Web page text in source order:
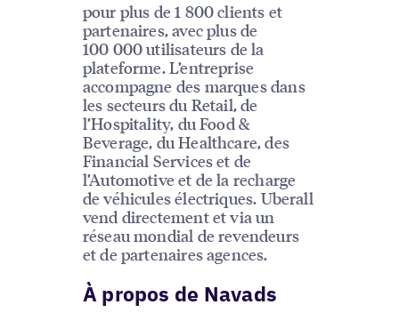
pour plus de 1 800 clients et
partenaires, avec plus de
100 000 utilisateurs de la
plateforme. L’entreprise
accompagne des marques dans
les secteurs du Retail, de
l’Hospitality, du Food &
Beverage, du Healthcare, des
Financial Services et de
l’Automotive et de la recharge
de véhicules électriques. Uberall
vend directement et via un
réseau mondial de revendeurs
et de partenaires agences.
À propos de Navads